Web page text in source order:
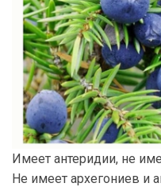
Имеет антеридии, не
Не имеет архегониев и